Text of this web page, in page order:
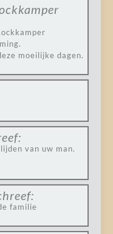
moeilijke dagen.
van uw man.
familie